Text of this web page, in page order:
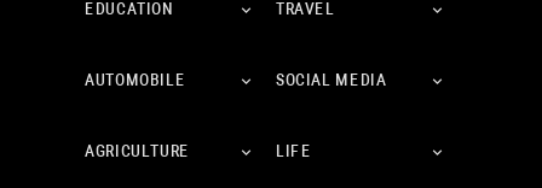
EDUCATION TRAVEL
AUTOMOBILE SOCIAL MEDIA
AGRICULTURE LIFE